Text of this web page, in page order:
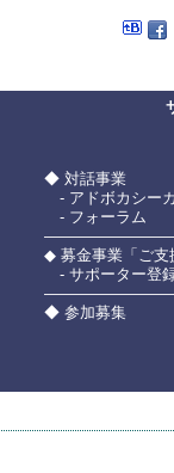
◆ 対話事業
- アドボカシー
- フォーラム
◆ 募金事業「ご支
- サポーター登
◆ 参加募集